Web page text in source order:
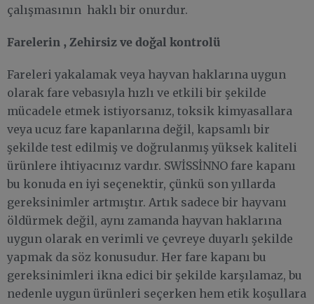
çalışmasının haklı bir onurdur.
Farelerin , Zehirsiz ve doğal kontrolü
Fareleri yakalamak veya hayvan haklarına uygun
olarak fare vebasıyla hızlı ve etkili bir şekilde
mücadele etmek istiyorsanız, toksik kimyasallara
veya ucuz fare kapanlarına değil, kapsamlı bir
şekilde test edilmiş ve doğrulanmış yüksek kaliteli
ürünlere ihtiyacınız vardır. SWİSSİNNO fare kapanı
bu konuda en iyi seçenektir, çünkü son yıllarda
gereksinimler artmıştır. Artık sadece bir hayvanı
öldürmek değil, aynı zamanda hayvan haklarına
uygun olarak en verimli ve çevreye duyarlı şekilde
yapmak da söz konusudur. Her fare kapanı bu
gereksinimleri ikna edici bir şekilde karşılamaz, bu
nedenle uygun ürünleri seçerken hem etik koşullara